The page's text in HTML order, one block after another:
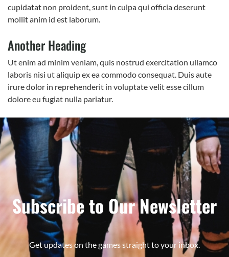
cupidatat non proident, sunt in culpa qui officia deserunt
mollit anim id est laborum.
Another Heading
Ut enim ad minim veniam, quis nostrud exercitation ullamco
laboris nisi ut aliquip ex ea commodo consequat. Duis aute
irure dolor in reprehenderit in voluptate velit esse cillum
dolore eu fugiat nulla pariatur.
Subscribe to Our Newsletter
Get updates on the games straight to your inbox.